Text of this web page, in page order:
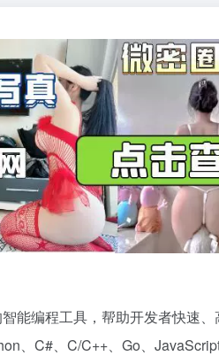
能编程工具，帮助开发者快速
、C#、C/C++、Go、